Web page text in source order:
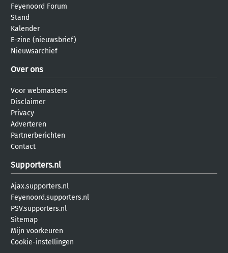
Feyenoord Forum
Stand
Kalender
E-zine (nieuwsbrief)
Nieuwsarchief
Over ons
Voor webmasters
Disclaimer
Privacy
Adverteren
Partnerberichten
Contact
Supporters.nl
Ajax.supporters.nl
Feyenoord.supporters.nl
PSV.supporters.nl
Sitemap
Mijn voorkeuren
Cookie-instellingen